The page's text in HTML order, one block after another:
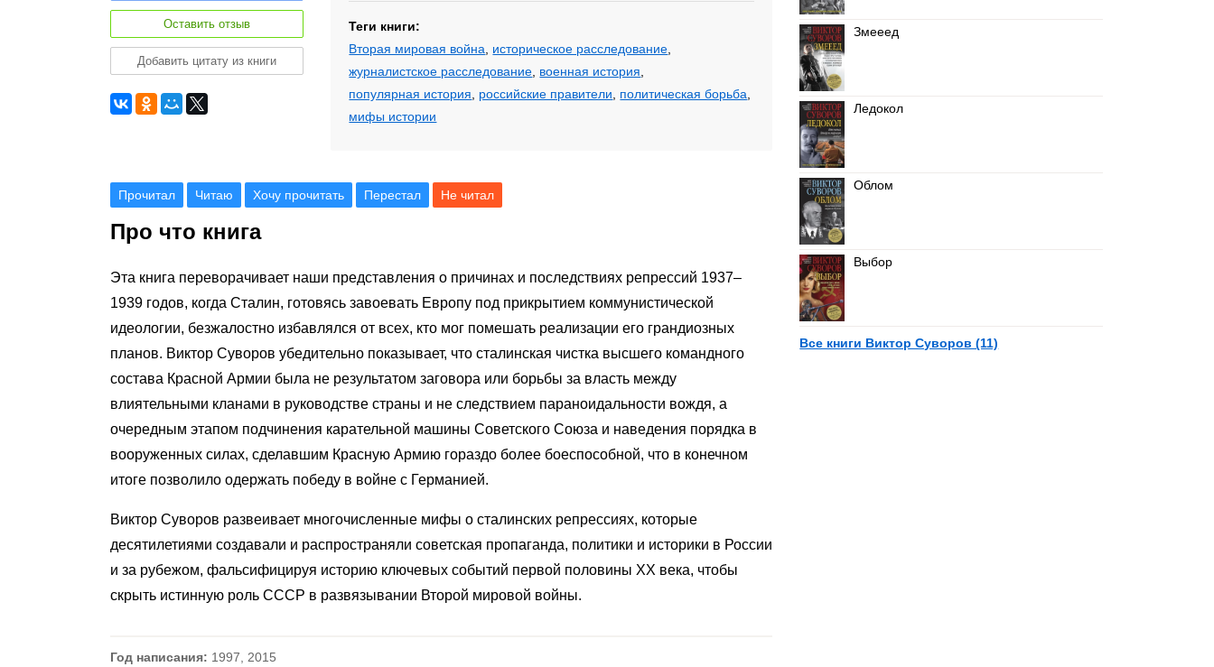
Оставить отзыв
Добавить цитату из книги
Теги книги:
Вторая мировая война
историческое расследование
журналистское расследование военная история
популярная история
российские правители политическая борьба
мифы истории
Прочитал Читаю Хочу прочитать Перестал Не читал
Про что книга
Эта книга переворачивает наши представления о причинах и последствиях репрессий 1937–
1939 годов, когда Сталин, готовясь завоевать Европу под прикрытием коммунистической
идеологии, безжалостно избавлялся от всех, кто мог помешать реализации его грандиозных
планов. Виктор Суворов убедительно показывает, что сталинская чистка высшего командного
состава Красной Армии была не результатом заговора или борьбы за власть между
влиятельными кланами в руководстве страны и не следствием параноидальности вождя, а
очередным этапом подчинения карательной машины Советского Союза и наведения порядка в
вооруженных силах, сделавшим Красную Армию гораздо более боеспособной, что в конечном
итоге позволило одержать победу в войне с Германией.
Виктор Суворов развеивает многочисленные мифы о сталинских репрессиях, которые
десятилетиями создавали и распространяли советская пропаганда, политики и историки в России
и за рубежом, фальсифицируя историю ключевых событий первой половины ХХ века, чтобы
скрыть истинную роль СССР в развязывании Второй мировой войны.
Год написания: 1997, 2015
Змееед
Ледокол
Облом
Выбор
Все книги Виктор Суворов (11)